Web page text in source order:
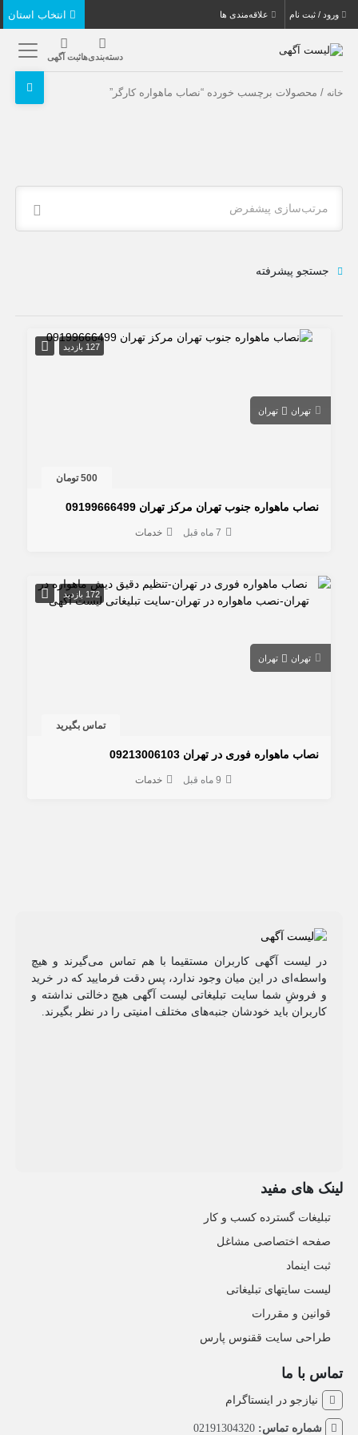
ورود / ثبت نام علاقه‌مندی ها
دسته‌بندی‌هاثبت آگهی
خانه / محصولات برچسب خورده “نصاب ماهواره کارگر”
مرتب‌سازی پیشفرض
جستجو پیشرفته
127 بازدید
تهران تهران
500 تومان
نصاب ماهواره جنوب تهران مرکز تهران 09199666499
7 ماه قبل خدمات
172 بازدید
تهران تهران
تماس بگیرید
نصاب ماهواره فوری در تهران 09213006103
9 ماه قبل خدمات
در لیست آگهی کاربران مستقیما با هم تماس می‌گیرند و هیچ
واسطه‌ای در این میان وجود ندارد، پس دقت فرمایید که در خرید
و فروشِ شما سایت تبلیغاتی لیست آگهی هیچ دخالتی نداشته و
کاربران باید خودشان جنبه‌های مختلف امنیتی را در نظر بگیرند.
لینک های مفید
تبلیغات گسترده کسب و کار
صفحه اختصاصی مشاغل
ثبت اینماد
لیست سایتهای تبلیغاتی
قوانین و مقررات
طراحی سایت ققنوس پارس
تماس با ما
نیازجو در اینستاگرام
شماره تماس:02191304320